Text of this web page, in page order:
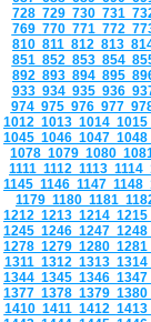
728 729 730 731
769 770 771 772
810 811 812 813
851 852 853 854
892 893 894 895
933 934 935 936
974 975 976 977
1012 1013 1014 1015
1045 1046 1047 1048
1078 1079 1080
1111 1112 1113 1114
1145 1146 1147 1148
1179 1180 1181
1212 1213 1214 1215
1245 1246 1247 1248
1278 1279 1280 1281
1311 1312 1313 1314
1344 1345 1346 1347
1377 1378 1379 1380
1410 1411 1412 1413